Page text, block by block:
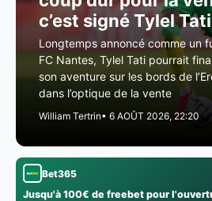
c’est signé Tylel Tati
Longtemps annoncé comme un
FC Nantes, Tylel Tati pourrait
son aventure sur les bords de
dans l’optique de la vente
William Tertrin• 6 AOÛT 2026, 22:20
Bet365
Jusqu'à 100€ de freebet pour